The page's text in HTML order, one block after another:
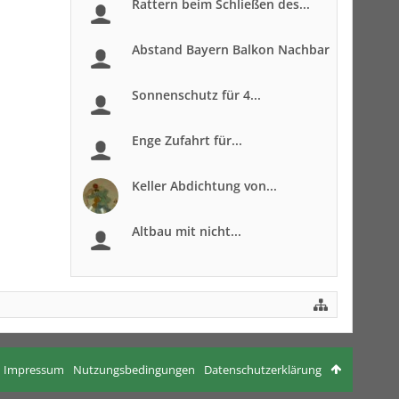
Rattern beim Schließen des...
Abstand Bayern Balkon Nachbar
Sonnenschutz für 4...
Enge Zufahrt für...
Keller Abdichtung von...
Altbau mit nicht...
Impressum Nutzungsbedingungen Datenschutzerklärung